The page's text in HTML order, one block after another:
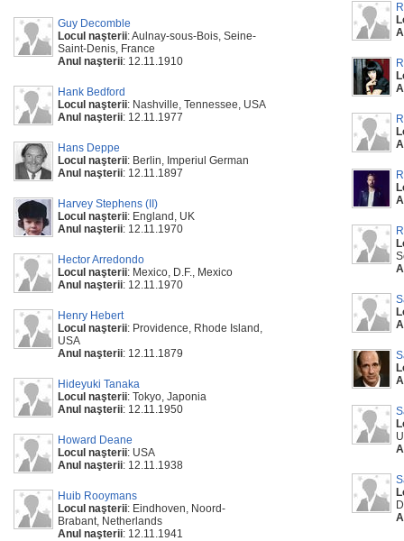
Guy Decomble
Locul naşterii: Aulnay-sous-Bois, Seine-
Saint-Denis, France
Anul naşterii: 12.11.1910
Hank Bedford
Locul naşterii: Nashville, Tennessee, USA
Anul naşterii: 12.11.1977
Hans Deppe
Locul naşterii: Berlin, Imperiul German
Anul naşterii: 12.11.1897
Harvey Stephens (II)
Locul naşterii: England, UK
Anul naşterii: 12.11.1970
Hector Arredondo
Locul naşterii: Mexico, D.F., Mexico
Anul naşterii: 12.11.1970
Henry Hebert
Locul naşterii: Providence, Rhode Island,
USA
Anul naşterii: 12.11.1879
Hideyuki Tanaka
Locul naşterii: Tokyo, Japonia
Anul naşterii: 12.11.1950
Howard Deane
Locul naşterii: USA
Anul naşterii: 12.11.1938
Huib Rooymans
Locul naşterii: Eindhoven, Noord-
Brabant, Netherlands
Anul naşterii: 12.11.1941